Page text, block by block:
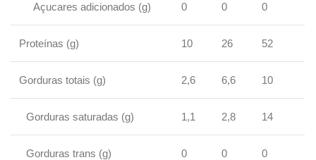
Açucares adicionados (g) 0 0 0
Proteínas (g) 10 26 52
Gorduras totais (g) 2,6 6,6 10
Gorduras saturadas (g) 1,1 2,8 14
Gorduras trans (g) 0 0 0